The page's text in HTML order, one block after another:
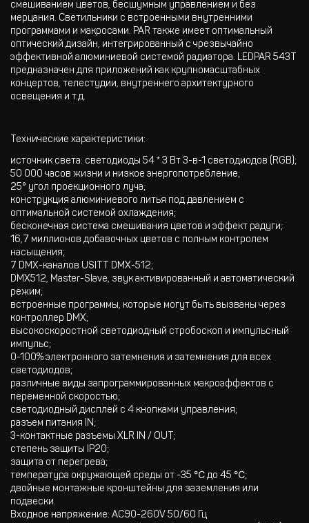
смешиванием цветов, бесшумным управлением и без
мерцания. Светильники с встроенными внутренними
программами и макросами. PAR также имеет оптимальный
оптический дизайн, интегрированный с чрезвычайно
эффективной алюминиевой системой радиатора. LEDPAR 543T
предназначен для приложений как крупномасштабных
концертов, телестудии, внутреннего архитектурного
освещения и т.д.
Технические характеристики:
источник света: светодиоды 54 * 3 Вт 3-в-1 светодиодов (RGB);
50 000 часов жизни и низкое энергопотребление;
25° угол проекционного луча;
конструкция алюминиевого литья под давлением с
оптимальной системой охлаждения;
бесконечная система смешивания цветов и эффект радуги;
16,7 миллионов добавочных цветов с полным контролем
насыщения;
7 DMX-каналов USITT DMX-512;
DMX512, Master-Slave, звук активированный и автоматический
режим;
встроенные программы, которые могут быть вызваны через
контроллер DMX;
высокоскоростной светодиодный стробоскоп и импульсный
импульс;
0-100% электронного затемнения и затемнения для всех
светодиодов;
различные виды запрограммированных макроэффектов с
переменной скоростью;
светодиодный дисплей с 4 кнопками управления;
разъем питания IN;
3-контактные разъемы XLR IN / OUT;
степень защиты IP20;
защита от перегрева;
температура окружающей среды от -35 ℃ до 45 ℃;
двойные монтажные кронштейны для заземления или
подвески.
Входное напряжение: AC90-260V 50/60 Гц